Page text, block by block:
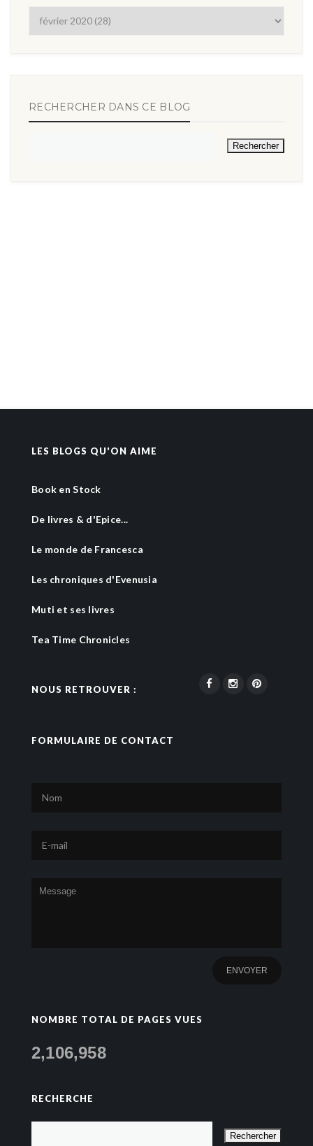
RECHERCHER DANS CE BLOG
LES BLOGS QU'ON AIME
Book en Stock
De livres & d'Epice...
Le monde de Francesca
Les chroniques d'Evenusia
Muti et ses livres
Tea Time Chronicles
NOUS RETROUVER :
FORMULAIRE DE CONTACT
NOMBRE TOTAL DE PAGES VUES
2,106,958
RECHERCHE